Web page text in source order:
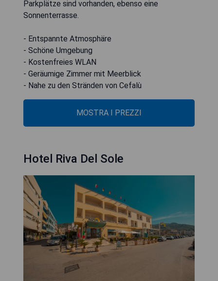
Parkplätze sind vorhanden, ebenso eine
Sonnenterrasse.
- Entspannte Atmosphäre
- Schöne Umgebung
- Kostenfreies WLAN
- Geräumige Zimmer mit Meerblick
- Nahe zu den Stränden von Cefalù
MOSTRA I PREZZI
Hotel Riva Del Sole